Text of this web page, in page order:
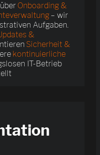
Onboarding &
– wir
Aufgaben.
&
Sicherheit &
kontinuierliche
IT-Betrieb